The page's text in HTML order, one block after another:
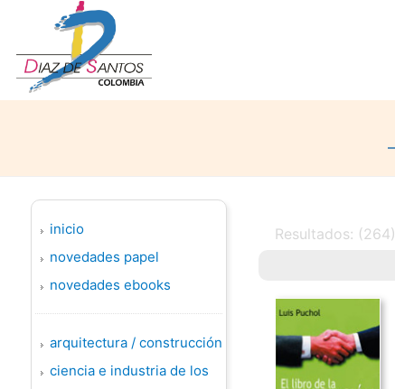
inicio
novedades papel
novedades ebooks
arquitectura / construcción
ciencia e industria de los
Resultados: (264)